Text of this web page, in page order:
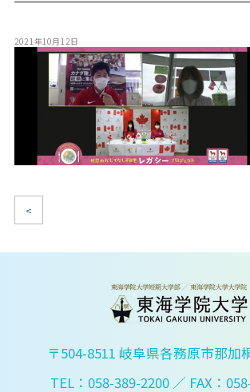
2021年10月12日
<
〒504-8511 岐阜県各務原市那加
TEL：058-389-2200 ／ FAX：